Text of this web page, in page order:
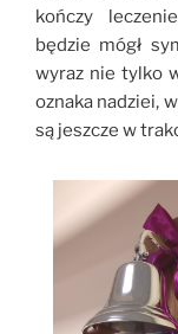
kończy
będzie mógł
wyraz nie tylko
oznaka nadziei,
są jeszcze w